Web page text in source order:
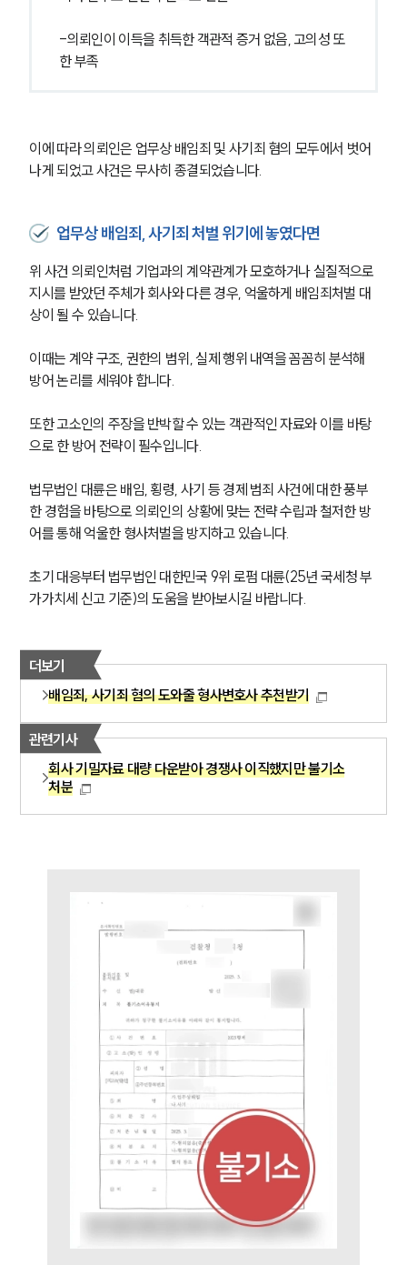
전체
형사전문변호사
소식/자료
공지사항
법률 블로그
법률서식
세미나
대륜법률상담예약
대륜법률상담예약
-의뢰인이 이득을 취득한 객관적 증거 없음, 고의성 또
한 부족
이에 따라 의뢰인은 업무상 배임죄 및 사기죄 혐의 모두에서 벗어
나게 되었고 사건은 무사히 종결되었습니다.
업무상 배임죄, 사기죄 처벌 위기에 놓였다면
위 사건 의뢰인처럼 기업과의 계약관계가 모호하거나 실질적으로
지시를 받았던 주체가 회사와 다른 경우, 억울하게 배임죄처벌 대
상이 될 수 있습니다.
이때는 계약 구조, 권한의 범위, 실제 행위 내역을 꼼꼼히 분석해
방어 논리를 세워야 합니다.
또한 고소인의 주장을 반박할 수 있는 객관적인 자료와 이를 바탕
으로 한 방어 전략이 필수입니다.
법무법인 대륜은 배임, 횡령, 사기 등 경제 범죄 사건에 대한 풍부
한 경험을 바탕으로 의뢰인의 상황에 맞는 전략 수립과 철저한 방
어를 통해 억울한 형사처벌을 방지하고 있습니다.
초기 대응부터 법무법인 대한민국 9위 로펌 대륜(25년 국세청 부
가가치세 신고 기준)의 도움을 받아보시길 바랍니다.
더보기
배임죄, 사기죄 혐의 도와줄 형사변호사 추천받기
관련기사
회사 기밀자료 대량 다운받아 경쟁사 이직했지만 불기소
처분